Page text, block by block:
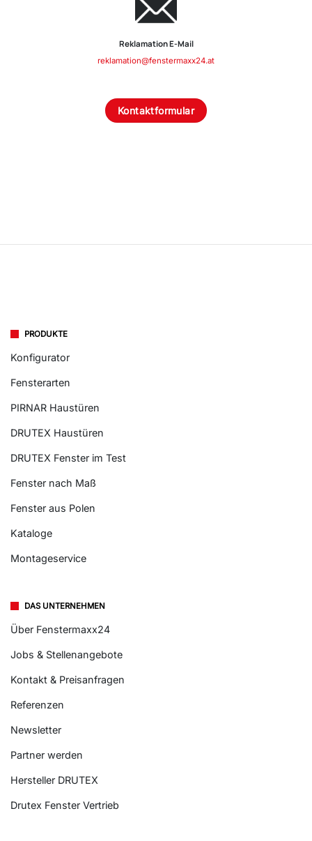
Reklamation E-Mail
reklamation@fenstermaxx24.at
Kontaktformular
PRODUKTE
Konfigurator
Fensterarten
PIRNAR Haustüren
DRUTEX Haustüren
DRUTEX Fenster im Test
Fenster nach Maß
Fenster aus Polen
Kataloge
Montageservice
DAS UNTERNEHMEN
Über Fenstermaxx24
Jobs & Stellenangebote
Kontakt & Preisanfragen
Referenzen
Newsletter
Partner werden
Hersteller DRUTEX
Drutex Fenster Vertrieb